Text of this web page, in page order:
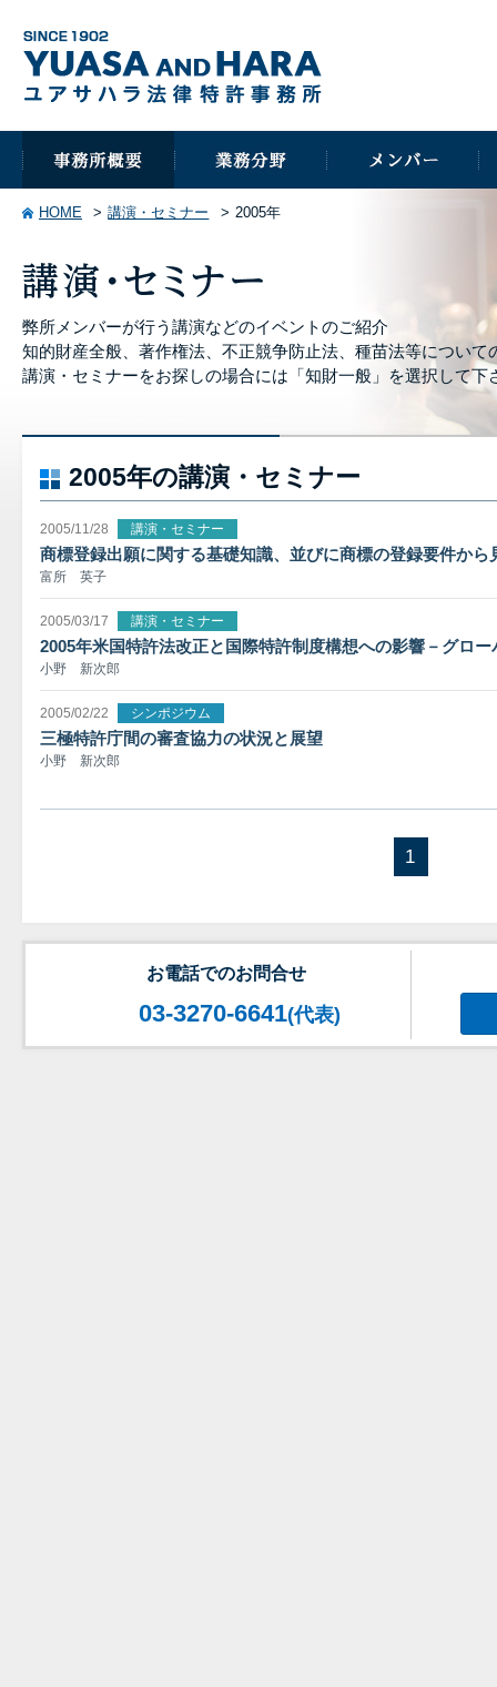
HOME 講演・セミナー 2005年
弊所メンバーが行う講演などのイベントのご紹介
知的財産全般、著作権法、不正競争防止法、種苗法等について
講演・セミナーをお探しの場合には「知財一般」を選択して下
2005年の講演・セミナー
2005/11/28 講演・セミナー
商標登録出願に関する基礎知識、並びに商標の登録要件か
富所 英子
2005/03/17 講演・セミナー
2005年米国特許法改正と国際特許制度構想への影響－グロ
小野 新次郎
2005/02/22 シンポジウム
三極特許庁間の審査協力の状況と展望
小野 新次郎
1
お電話でのお問合せ
03-3270-6641(代表)